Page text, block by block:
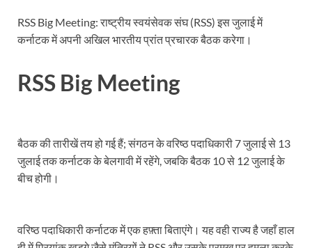
Khatipura Mega Coach Care Terminal: खातीपुरा में
Sundarpura Railway Station: खाटू श्याम जी के भक्तो
Jan-Jan Ki Sarkar Abhiyan: 4 जुलाई से फिर शुरु होगा
राजमिस्त्री, किसान और शिक्षक परिवारों के बेटे यूपीएससी
New haryana Industrial Policy: मुख्यमंत्री नायब सिंह
RSS Big Meeting: राष्ट्रीय स्वयंसेवक संघ (RSS) इस जुलाई में
कर्नाटक में अपनी अखिल भारतीय प्रांत प्रचारक बैठक करेगा।
RSS Big Meeting
बैठक की तारीखें तय हो गई हैं; संगठन के वरिष्ठ पदाधिकारी 7 जुलाई से 13
जुलाई तक कर्नाटक के बेलगावी में रहेंगे, जबकि बैठक 10 से 12 जुलाई के
बीच होगी।
वरिष्ठ पदाधिकारी कर्नाटक में एक हफ़्ता बिताएंगे। यह वही राज्य है जहाँ हाल